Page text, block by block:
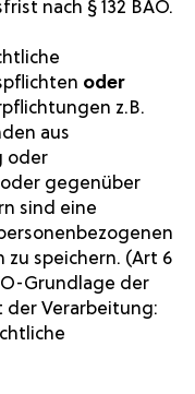
nach § 132 BAO.
oder
z.B.
aus
oder
gegenüber
sind eine
speichern. (Art 6
Grundlage der
der Verarbeitung: